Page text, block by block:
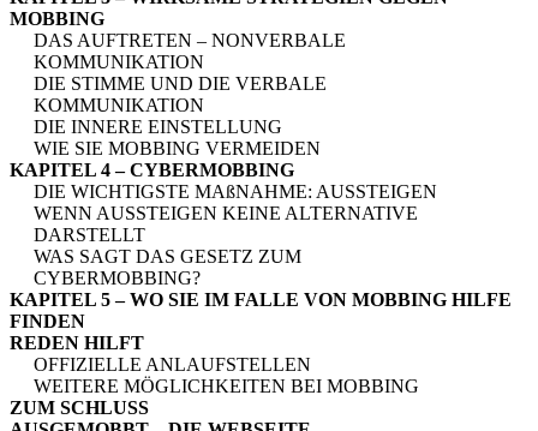
MOBBING
DAS AUFTRETEN – NONVERBALE
KOMMUNIKATION
DIE STIMME UND DIE VERBALE
KOMMUNIKATION
DIE INNERE EINSTELLUNG
WIE SIE MOBBING VERMEIDEN
KAPITEL 4 – CYBERMOBBING
DIE WICHTIGSTE MAßNAHME: AUSSTEIGEN
WENN AUSSTEIGEN KEINE ALTERNATIVE
DARSTELLT
WAS SAGT DAS GESETZ ZUM
CYBERMOBBING?
KAPITEL 5 – WO SIE IM FALLE VON MOBBING HILFE
FINDEN
REDEN HILFT
OFFIZIELLE ANLAUFSTELLEN
WEITERE MÖGLICHKEITEN BEI MOBBING
ZUM SCHLUSS